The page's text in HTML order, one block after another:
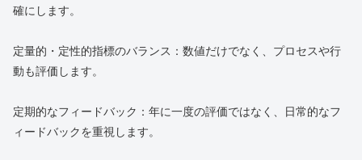
確にします。
定量的・定性的指標のバランス：数値だけでなく、プロセスや行
動も評価します。
定期的なフィードバック：年に一度の評価ではなく、日常的なフ
ィードバックを重視します。